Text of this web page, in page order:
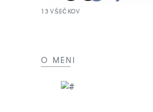
13 VŠEČKOV
O MENI